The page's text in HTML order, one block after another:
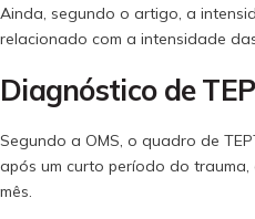
Ainda, segundo o artigo, a
relacionado com a intensidade
Diagnóstico de
Segundo a OMS, o quadro de
após um curto período do
mês.